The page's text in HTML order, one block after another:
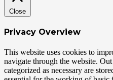
Close
Privacy Overview
This website uses cookies to
navigate through the website.
categorized as necessary are